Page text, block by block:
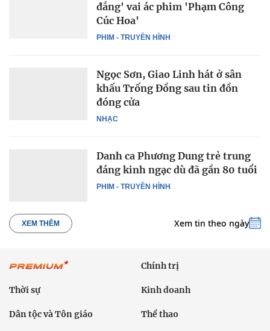
PHIM - TRUYỀN HÌNH
đắng' vai ác phim 'Phạm Công
Cúc Hoa'
NHẠC
Ngọc Sơn, Giao Linh hát ở sân
khấu Trống Đồng sau tin đồn
đóng cửa
PHIM - TRUYỀN HÌNH
Danh ca Phương Dung trẻ trung
đáng kinh ngạc dù đã gần 80 tuổi
XEM THÊM Xem tin theo ngày
Chính trị
Thời sự Kinh doanh
Dân tộc và Tôn giáo Thể thao